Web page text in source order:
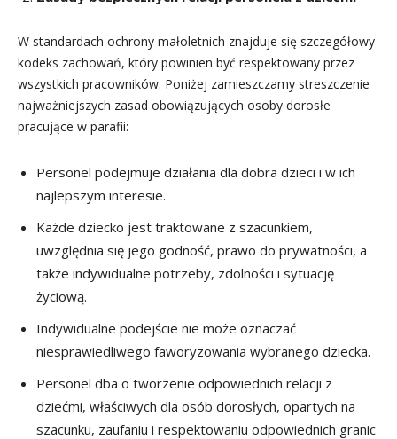
W standardach ochrony małoletnich znajduje się szczegółowy
kodeks zachowań, który powinien być respektowany przez
wszystkich pracowników. Poniżej zamieszczamy streszczenie
najważniejszych zasad obowiązujących osoby dorosłe
pracujące w parafii:
Personel podejmuje działania dla dobra dzieci i w ich
najlepszym interesie.
Każde dziecko jest traktowane z szacunkiem,
uwzględnia się jego godność, prawo do prywatności, a
także indywidualne potrzeby, zdolności i sytuację
życiową.
Indywidualne podejście nie może oznaczać
niesprawiedliwego faworyzowania wybranego dziecka.
Personel dba o tworzenie odpowiednich relacji z
dziećmi, właściwych dla osób dorosłych, opartych na
szacunku, zaufaniu i respektowaniu odpowiednich granic